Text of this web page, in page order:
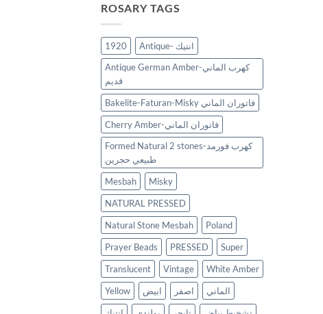
ROSARY TAGS
1920
Antique- انتيك
Antique German Amber-كهرب الماني
قديم
Bakelite-Faturan-Misky فاتوران الماني
Cherry Amber-فاتوران الماني
Formed Natural 2 stones-كهرب فورمد
طبيعي حجرين
Mesbah
Misky
NATURAL PRESSED
Natural Stone Mesbah
Poland
Prayer Beads
PRESSED
Super
Translucent
Vintage
White Amber
Yellow
ابيض اصفر
الماني